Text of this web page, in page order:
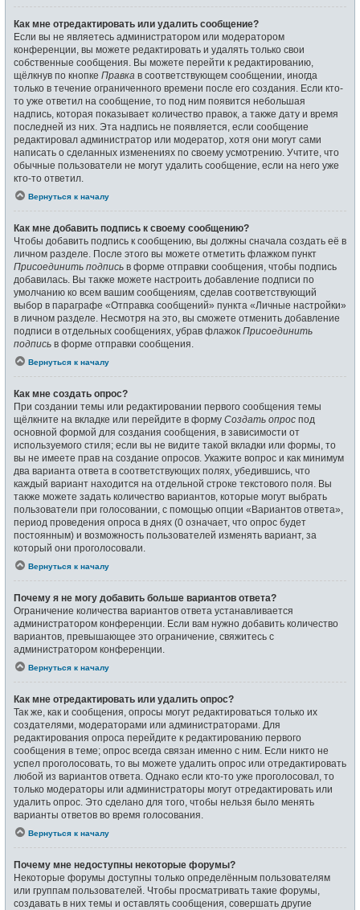
Как мне отредактировать или удалить сообщение?
Если вы не являетесь администратором или модератором
конференции, вы можете редактировать и удалять только свои
собственные сообщения. Вы можете перейти к редактированию,
щёлкнув по кнопке Правка в соответствующем сообщении, иногда
только в течение ограниченного времени после его создания. Если кто-
то уже ответил на сообщение, то под ним появится небольшая
надпись, которая показывает количество правок, а также дату и время
последней из них. Эта надпись не появляется, если сообщение
редактировал администратор или модератор, хотя они могут сами
написать о сделанных изменениях по своему усмотрению. Учтите, что
обычные пользователи не могут удалить сообщение, если на него уже
кто-то ответил.
Вернуться к началу
Как мне добавить подпись к своему сообщению?
Чтобы добавить подпись к сообщению, вы должны сначала создать её в
личном разделе. После этого вы можете отметить флажком пункт
Присоединить подпись в форме отправки сообщения, чтобы подпись
добавилась. Вы также можете настроить добавление подписи по
умолчанию ко всем вашим сообщениям, сделав соответствующий
выбор в параграфе «Отправка сообщений» пункта «Личные настройки»
в личном разделе. Несмотря на это, вы сможете отменить добавление
подписи в отдельных сообщениях, убрав флажок Присоединить
подпись в форме отправки сообщения.
Вернуться к началу
Как мне создать опрос?
При создании темы или редактировании первого сообщения темы
щёлкните на вкладке или перейдите в форму Создать опрос под
основной формой для создания сообщения, в зависимости от
используемого стиля; если вы не видите такой вкладки или формы, то
вы не имеете прав на создание опросов. Укажите вопрос и как минимум
два варианта ответа в соответствующих полях, убедившись, что
каждый вариант находится на отдельной строке текстового поля. Вы
также можете задать количество вариантов, которые могут выбрать
пользователи при голосовании, с помощью опции «Вариантов ответа»,
период проведения опроса в днях (0 означает, что опрос будет
постоянным) и возможность пользователей изменять вариант, за
который они проголосовали.
Вернуться к началу
Почему я не могу добавить больше вариантов ответа?
Ограничение количества вариантов ответа устанавливается
администратором конференции. Если вам нужно добавить количество
вариантов, превышающее это ограничение, свяжитесь с
администратором конференции.
Вернуться к началу
Как мне отредактировать или удалить опрос?
Так же, как и сообщения, опросы могут редактироваться только их
создателями, модераторами или администраторами. Для
редактирования опроса перейдите к редактированию первого
сообщения в теме; опрос всегда связан именно с ним. Если никто не
успел проголосовать, то вы можете удалить опрос или отредактировать
любой из вариантов ответа. Однако если кто-то уже проголосовал, то
только модераторы или администраторы могут отредактировать или
удалить опрос. Это сделано для того, чтобы нельзя было менять
варианты ответов во время голосования.
Вернуться к началу
Почему мне недоступны некоторые форумы?
Некоторые форумы доступны только определённым пользователям
или группам пользователей. Чтобы просматривать такие форумы,
создавать в них темы и оставлять сообщения, совершать другие